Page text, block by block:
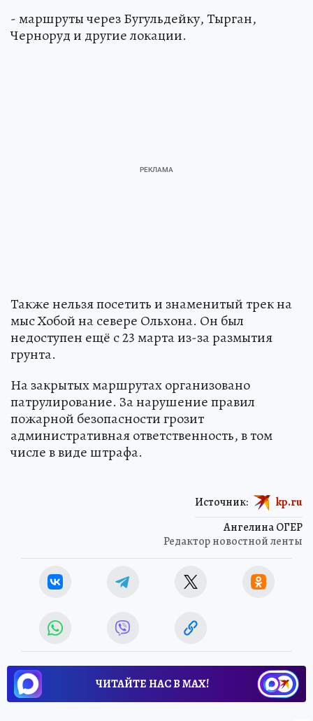
- маршруты через Бугульдейку, Тырган,
Черноруд и другие локации.
Также нельзя посетить и знаменитый трек на
мыс Хобой на севере Ольхона. Он был
недоступен ещё с 23 марта из-за размытия
грунта.
На закрытых маршрутах организовано
патрулирование. За нарушение правил
пожарной безопасности грозит
административная ответственность, в том
числе в виде штрафа.
Ангелина ОГЕР
Редактор новостной ленты
Источник: kp.ru
ЧИТАЙТЕ НАС В МАХ!